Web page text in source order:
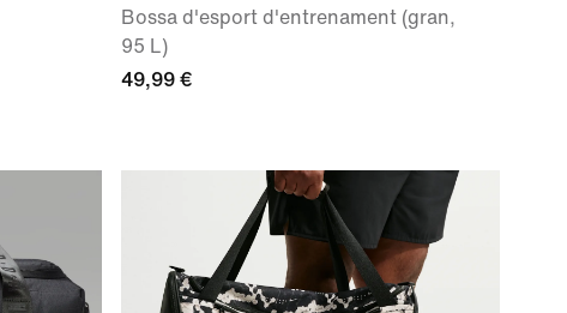
Bossa d'esport d'entrenament (gran,
95 L)
49,99 €